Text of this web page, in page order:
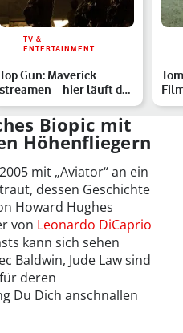
TV &
ENTERTAINMENT
Top Gun: Maverick
streamen – hier läuft der
Tom-Cruise-Blockbuste…
Biopic mit
Höhenfliegern
mit „Aviator“ an ein
dessen Geschichte
Howard Hughes
von Leonardo DiCaprio
kann sich sehen
Baldwin, Jude Law sind
deren
Du Dich anschnallen